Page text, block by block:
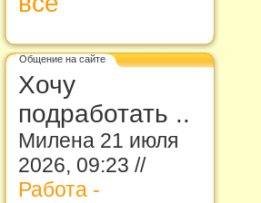
Общение на сайте
Хочу
подработать ..
Милена 21 июля
2026, 09:23 //
Работа -